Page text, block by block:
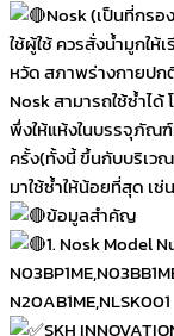
Nosk (เป็นที่กร
ใช้ผู้ใช้ ควรสั่งน้ำมูกให้
หวัด สภาพร่างกายปก
Nosk สามารถใช้ซ้ำไ
พึ่งให้แห้งในบรรจุภัณฑ์
ครั้ง(ทั้งนี้ ขึ้นกับบริเว
มาใช้ซ้ำให้น้อยที่สุด เ
ข้อมูลสำคัญ
1. Nosk Model
N20AB1ME,NLSK001
SKH